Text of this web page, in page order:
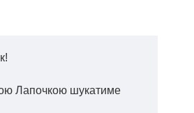
Лапочкою шукатиме